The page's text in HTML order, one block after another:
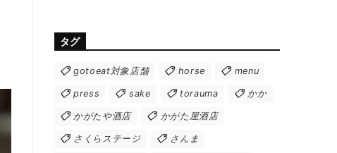
タグ
gotoeat対象店舗 horse menu
press sake torauma かか
かがたや酒店 かがた屋酒店
さくらステージ さんま